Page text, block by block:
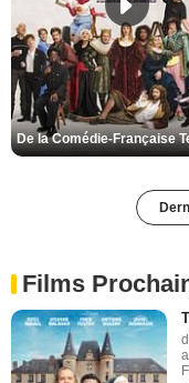
Films